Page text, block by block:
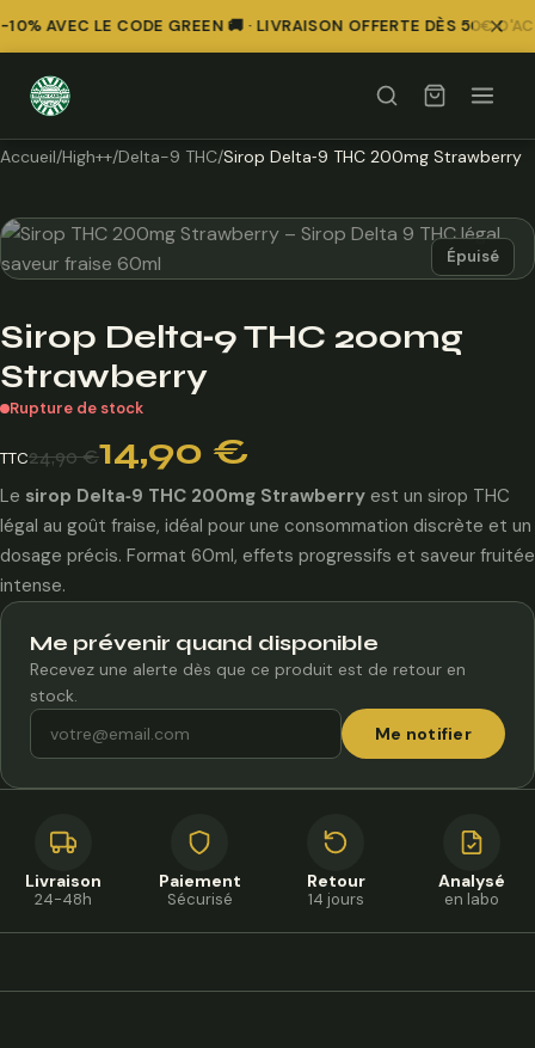
AVEC LE CODE GREEN 🚚 · LIVRAISON OFFERTE DÈS 50€
Accueil/High++/Delta-9 THC/Sirop Delta‑9 THC 200mg Strawberry
Épuisé
Sirop Delta‑9 THC 200mg
Strawberry
Rupture de stock
24,90€
prix
initial
était :
24,90 €.
14,90 €
prix
actuel
est :
14,90 €.
TTC
Le sirop Delta‑9 THC 200mg Strawberry est un sirop THC
légal au goût fraise, idéal pour une consommation discrète et un
dosage précis. Format 60ml, effets progressifs et saveur fruitée
intense.
Me prévenir quand disponible
Recevez une alerte dès que ce produit est de retour en
stock.
Me notifier
Livraison
24-48h
Paiement
Sécurisé
Retour
14 jours
Analysé
en labo